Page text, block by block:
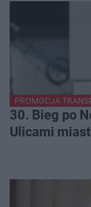
PROMOCJA
30. Bieg po
Ulicami